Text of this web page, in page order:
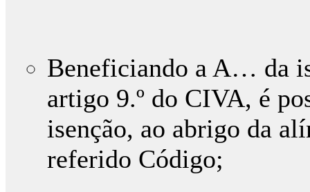
Beneficiando a A… da
artigo 9.º do CIVA, é
isenção, ao abrigo da
referido Código;